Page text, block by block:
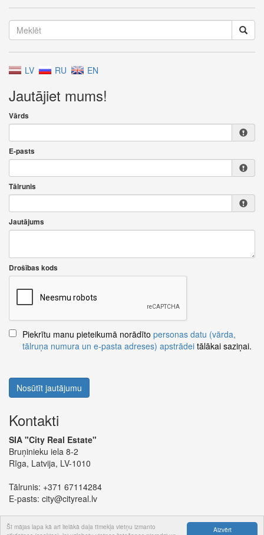
Aizvērt
Šī mājas lapa kā arī lielākā daļa tīmekļa vietņu izmanto
LV RU EN
Jautājiet mums!
Vārds
E-pasts
Tālrunis
Jautājums
Drošības kods
Piekrītu manu pieteikumā norādīto personas datu (vārda,
tālruņa numura un e-pasta adreses) apstrādei tālākai saziņai.
Nosūtīt jautājumu
Kontakti
SIA "City Real Estate"
Bruņinieku iela 8-2
Rīga, Latvija, LV-1010
Tālrunis: +371 67114284
E-pasts: city@cityreal.lv